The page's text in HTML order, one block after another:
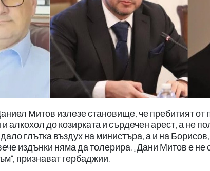
Митов излезе становище, че пребитият
алкохол до козирката и сърдечен арест, а не
глътка въздух на министъра, а и на
издънки няма да толерира. „Дани Митов е не
признават гербаджии.